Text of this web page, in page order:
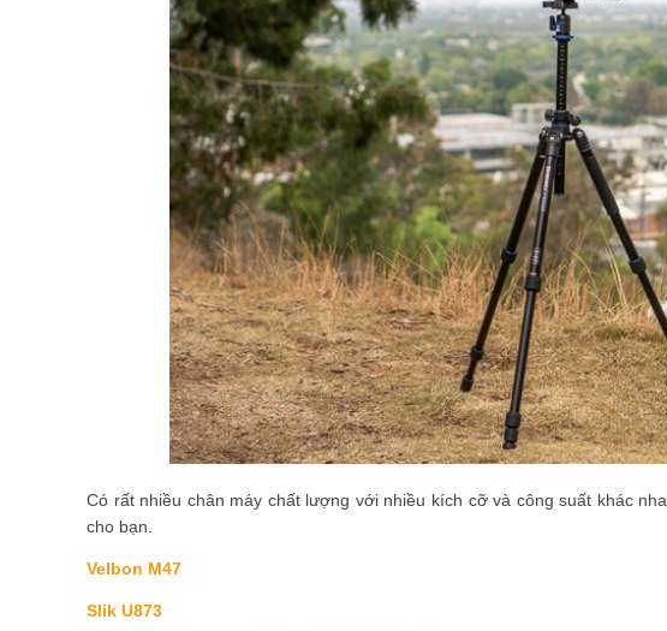
Có rất nhiều chân máy chất lượng với nhiều kích cỡ và công suất khác
cho bạn.
Velbon M47
Slik U873